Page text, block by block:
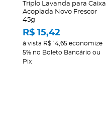
Triplo Lavanda para Caixa
Acoplada Novo Frescor
45g
R$ 15,42
à vista R$ 14,65economize
5% no Boleto Bancário ou
Pix